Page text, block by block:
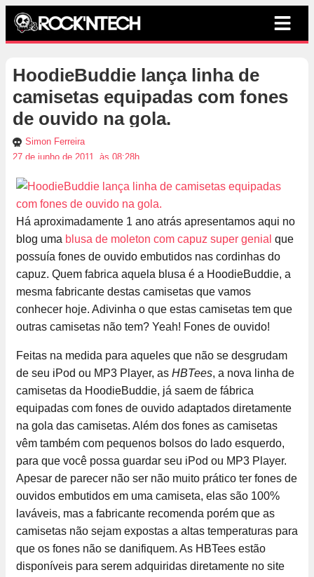
HoodieBuddie lança linha de
camisetas equipadas com fones
de ouvido na gola.
Simon Ferreira
27 de junho de 2011, às 08:28h
Há aproximadamente 1 ano atrás apresentamos aqui no
blog uma blusa de moleton com capuz super genial que
possuía fones de ouvido embutidos nas cordinhas do
capuz. Quem fabrica aquela blusa é a HoodieBuddie, a
mesma fabricante destas camisetas que vamos
conhecer hoje. Adivinha o que estas camisetas tem que
outras camisetas não tem? Yeah! Fones de ouvido!
Feitas na medida para aqueles que não se desgrudam
de seu iPod ou MP3 Player, as HBTees, a nova linha de
camisetas da HoodieBuddie, já saem de fábrica
equipadas com fones de ouvido adaptados diretamente
na gola das camisetas. Além dos fones as camisetas
vêm também com pequenos bolsos do lado esquerdo,
para que você possa guardar seu iPod ou MP3 Player.
Apesar de parecer não ser não muito prático ter fones de
ouvidos embutidos em uma camiseta, elas são 100%
laváveis, mas a fabricante recomenda porém que as
camisetas não sejam expostas a altas temperaturas para
que os fones não se danifiquem. As HBTees estão
disponíveis para serem adquiridas diretamente no site